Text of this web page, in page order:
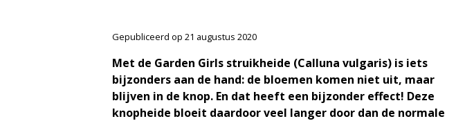
Gepubliceerd op 21 augustus 2020
Met de Garden Girls struikheide (Calluna vulgaris) is iets
bijzonders aan de hand: de bloemen komen niet uit, maar
blijven in de knop. En dat heeft een bijzonder effect! Deze
knopheide bloeit daardoor veel langer door dan de normale